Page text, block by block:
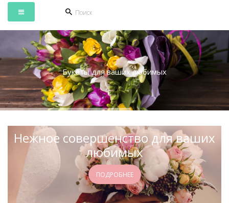
Букеты для ваших любимых
Нежное совершенство для ваших
любимых
ПОДРОБНЕЕ